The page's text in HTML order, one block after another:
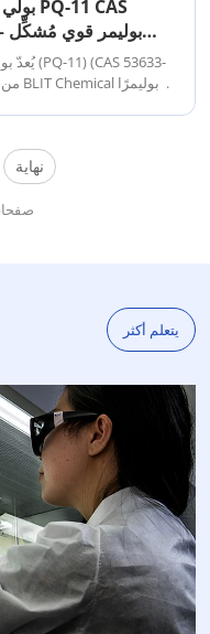
للغشاء
وخاصةً في منتجات
وهو معروف بقدرته نهاية
10
يتعلم أكثر